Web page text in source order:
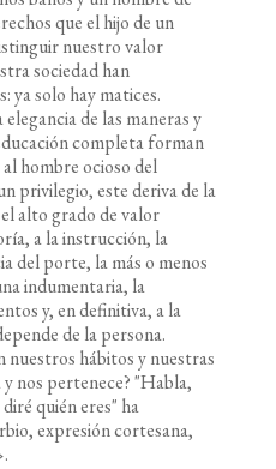
que el hijo de un
nuestro valor
sociedad han
ya solo hay matices.
de las maneras y
completa forman
hombre ocioso del
privilegio, este deriva de la
alto grado de valor
a la instrucción, la
del porte, la más o menos
indumentaria, la
y, en definitiva, a la
de la persona.
nuestros hábitos y nuestras
nos pertenece? "Habla,
quién eres" ha
expresión cortesana,